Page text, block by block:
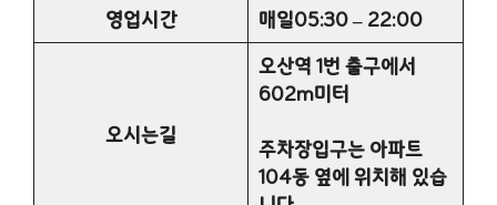
영업시간
매일05:30 – 22:00
오시는길
오산역 1번 출구에서
602m미터
주차장입구는 아파트
104동 옆에 위치해 있습